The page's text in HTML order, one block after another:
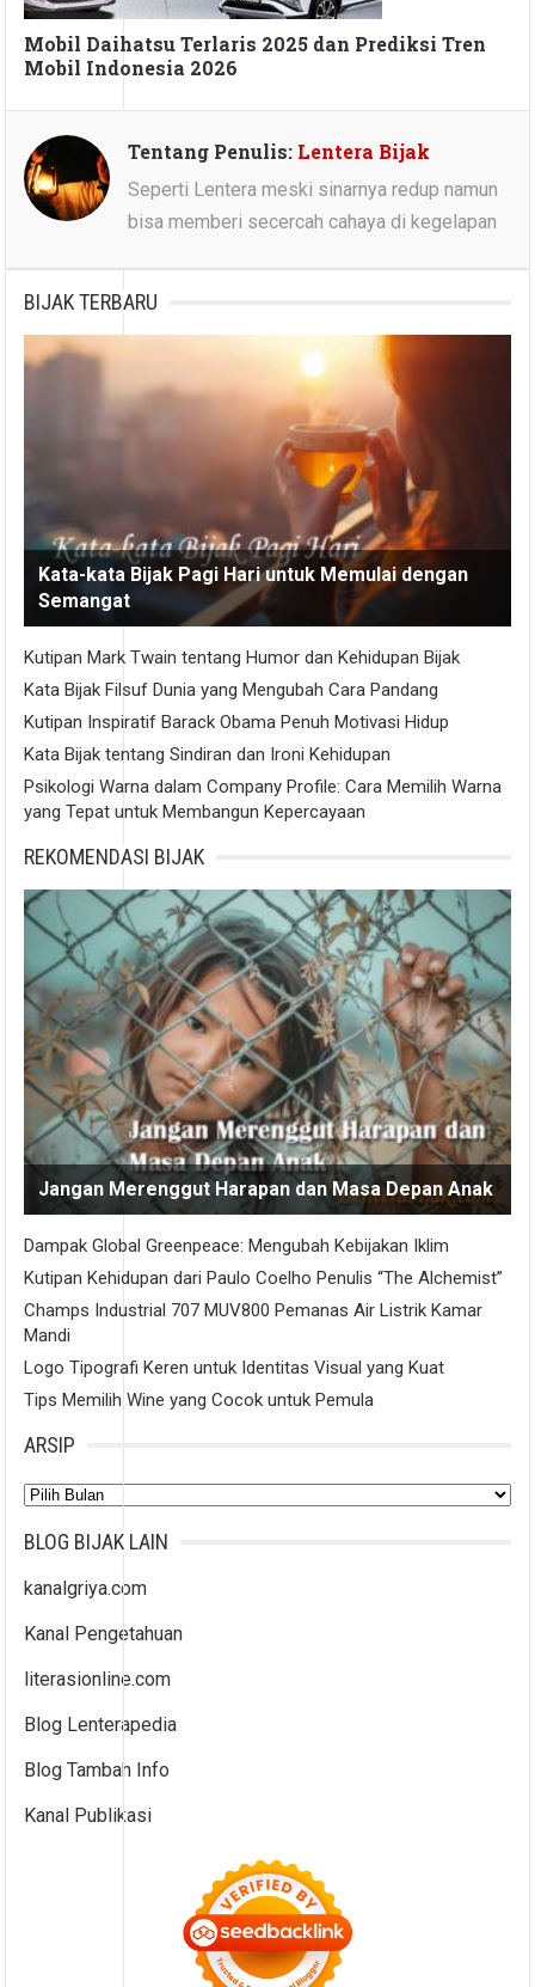
Mobil Daihatsu Terlaris 2025 dan Prediksi Tren
Mobil Indonesia 2026
Tentang Penulis: Lentera Bijak
Seperti Lentera meski sinarnya redup namun
bisa memberi secercah cahaya di kegelapan
BIJAK TERBARU
Kata-kata Bijak Pagi Hari untuk Memulai dengan
Semangat
Kutipan Mark Twain tentang Humor dan Kehidupan Bijak
Kata Bijak Filsuf Dunia yang Mengubah Cara Pandang
Kutipan Inspiratif Barack Obama Penuh Motivasi Hidup
Kata Bijak tentang Sindiran dan Ironi Kehidupan
Psikologi Warna dalam Company Profile: Cara Memilih Warna
yang Tepat untuk Membangun Kepercayaan
REKOMENDASI BIJAK
Jangan Merenggut Harapan dan Masa Depan Anak
Dampak Global Greenpeace: Mengubah Kebijakan Iklim
Kutipan Kehidupan dari Paulo Coelho Penulis “The Alchemist”
Champs Industrial 707 MUV800 Pemanas Air Listrik Kamar
Mandi
Logo Tipografi Keren untuk Identitas Visual yang Kuat
Tips Memilih Wine yang Cocok untuk Pemula
ARSIP
Arsip
BLOG BIJAK LAIN
kanalgriya.com
Kanal Pengetahuan
literasionline.com
Blog Lenterapedia
Blog Tambah Info
Kanal Publikasi